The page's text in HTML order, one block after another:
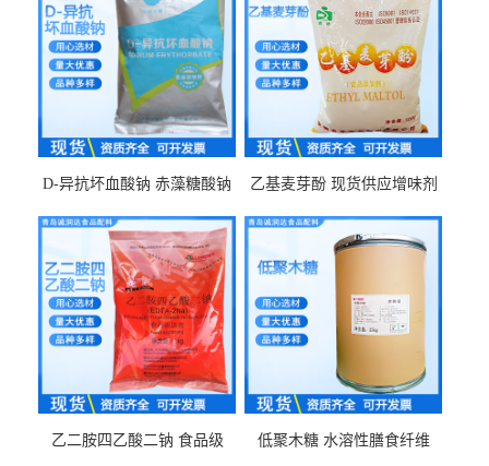
D-异抗坏血酸钠 赤藻糖酸钠
乙基麦芽酚 现货供应增味剂
乙二胺四乙酸二钠 食品级
低聚木糖 水溶性膳食纤维